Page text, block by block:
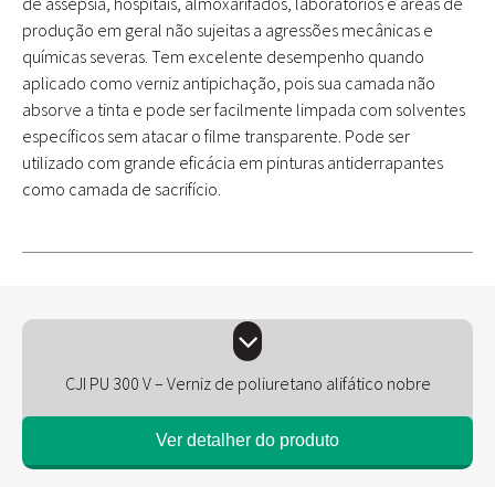
produção em geral não sujeitas a agressões mecânicas e
químicas severas. Tem excelente desempenho quando
aplicado como verniz antipichação, pois sua camada não
absorve a tinta e pode ser facilmente limpada com solventes
específicos sem atacar o filme transparente. Pode ser
utilizado com grande eficácia em pinturas antiderrapantes
como camada de sacrifício.
CJI PU 300 V – Verniz de poliuretano alifático nobre
Ver detalher do produto